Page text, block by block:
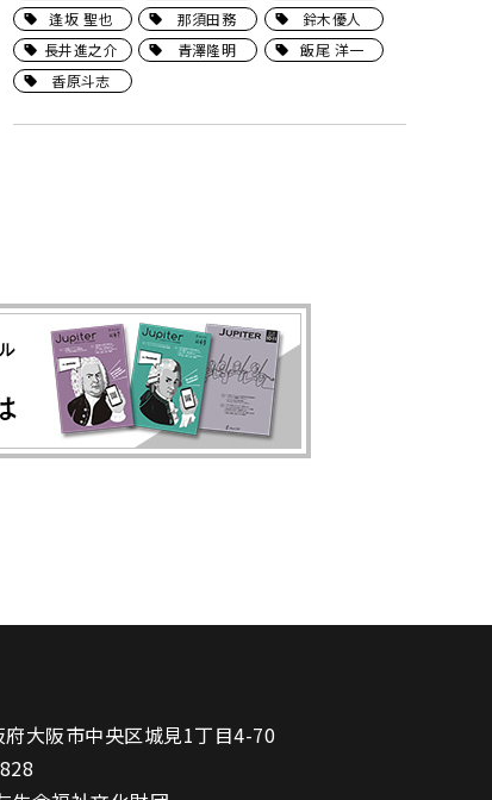
逢坂 聖也
那須田務
鈴木優人
長井進之介
青澤隆明
飯尾 洋一
香原斗志
府大阪市中央区城見1丁目4-70